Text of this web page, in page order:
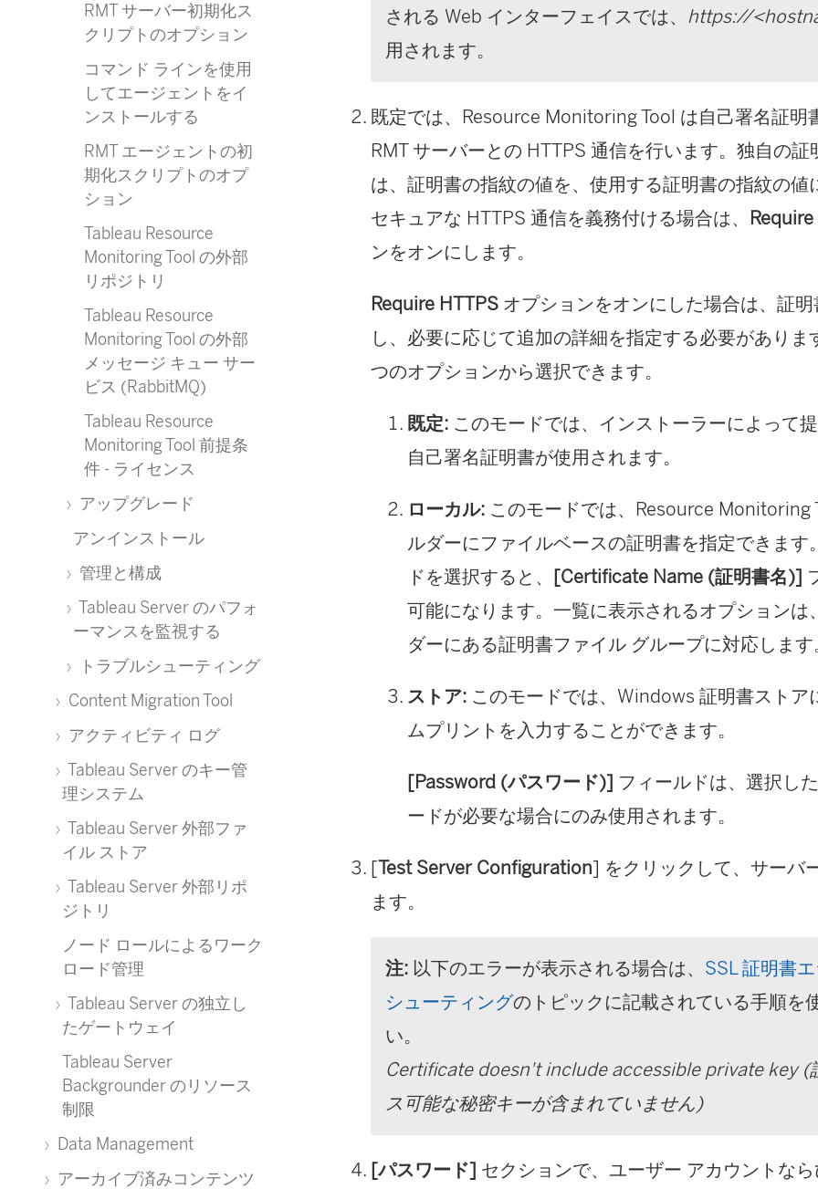
RMT サーバー初期化ス
クリプトのオプション
コマンド ラインを使用
してエージェントをイ
ンストールする
RMT エージェントの初
期化スクリプトのオプ
ション
Tableau Resource
Monitoring Tool の外部
リポジトリ
Tableau Resource
Monitoring Tool の外部
メッセージ キュー サー
ビス (RabbitMQ)
Tableau Resource
Monitoring Tool 前提条
件 - ライセンス
アップグレード
アンインストール
管理と構成
Tableau Server のパフォ
ーマンスを監視する
トラブルシューティング
Content Migration Tool
アクティビティ ログ
Tableau Server のキー管
理システム
Tableau Server 外部ファ
イル ストア
Tableau Server 外部リポ
ジトリ
ノード ロールによるワーク
ロード管理
Tableau Server の独立し
たゲートウェイ
Tableau Server
Backgrounder のリソース
制限
Data Management
アーカイブ済みコンテンツ
される Web インターフェイスでは、 https://
用されます。
既定では、 Resource Monitoring Tool は自己署名証明
RMT サーバーとの HTTPS 通信を行います。独自の
は、証明書の指紋の値を、使用する証明書の指紋の値
セキュアな HTTPS 通信を義務付ける場合は、
ンをオンにします。
Require HTTPS オプションをオンにした場合は、証
し、必要に応じて追加の詳細を指定する必要がありま
つのオプションから選択できます。
既定: このモードでは、インストーラーによって
自己署名証明書が使用されます。
ローカル: このモードでは、 Resource Monitoring
ルダーにファイルベースの証明書を指定できます
ドを選択すると、 [Certificate Name (証明書名)]
可能になります。一覧に表示されるオプションは
ダーにある証明書ファイル グループに対応します
ストア: このモードでは、Windows 証明書ストア
ムプリントを入力することができます。
[Password (パスワード)] フィールドは、選択し
ードが必要な場合にのみ使用されます。
[Test Server Configuration] をクリックして、サーバ
ます。
注: 以下のエラーが表示される場合は、 SSL 証明書
シューティングのトピックに記載されている手順を
い。
Certificate doesn't include accessible private key (
ス可能な秘密キーが含まれていません)
[パスワード] セクションで、ユーザー アカウントな